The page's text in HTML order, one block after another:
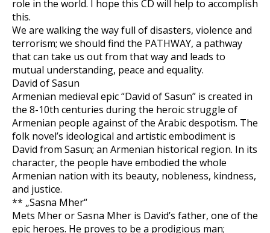
role in the world. I hope this CD will help to accomplish
this.
We are walking the way full of disasters, violence and
terrorism; we should find the PATHWAY, a pathway
that can take us out from that way and leads to
mutual understanding, peace and equality.
David of Sasun
Armenian medieval epic “David of Sasun” is created in
the 8-10th centuries during the heroic struggle of
Armenian people against of the Arabic despotism. The
folk novel’s ideological and artistic embodiment is
David from Sasun; an Armenian historical region. In its
character, the people have embodied the whole
Armenian nation with its beauty, nobleness, kindness,
and justice.
** „Sasna Mher“
Mets Mher or Sasna Mher is David’s father, one of the
epic heroes. He proves to be a prodigious man;